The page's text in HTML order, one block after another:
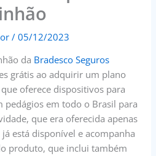
/05/12/2023
da Bradesco Seguros
grátis ao adquirir um plano
oferece dispositivos para
pedágios em todo o Brasil para
que era oferecida apenas
está disponível e acompanha
produto, que inclui também